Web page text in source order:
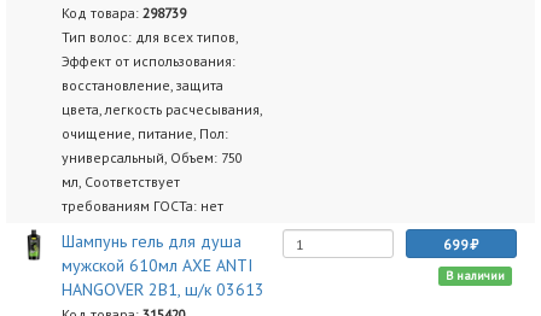
Код товара: 298739
Тип волос: для всех типов,
Эффект от использования:
восстановление, защита
цвета, легкость расчесывания,
очищение, питание, Пол:
универсальный, Объем: 750
мл, Соответствует
требованиям ГОСТа: нет
Шампунь гель для душа
мужской 610мл AXE ANTI
HANGOVER 2В1, ш/к 03613
699
В наличии